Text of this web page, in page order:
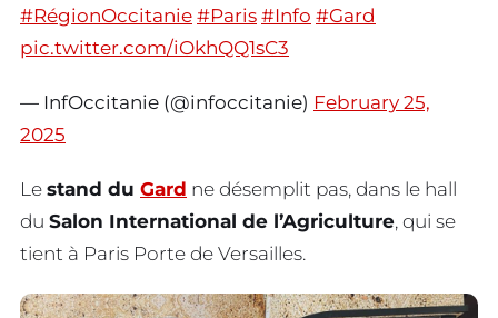
#RégionOccitanie #Paris #Info #Gard
pic.twitter.com/iOkhQQ1sC3
— InfOccitanie (@infoccitanie) February 25,
2025
Le stand du Gard ne désemplit pas, dans le hall
du Salon International de l’Agriculture, qui se
tient à Paris Porte de Versailles.